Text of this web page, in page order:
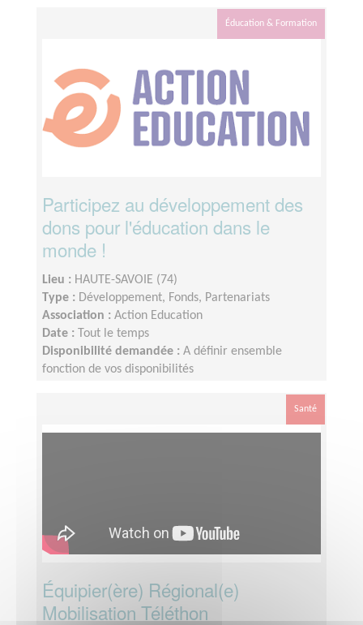
Éducation & Formation
Participez au développement des
dons pour l'éducation dans le
monde !
Lieu : HAUTE-SAVOIE (74)
Type : Développement, Fonds, Partenariats
Association : Action Education
Date :
Tout le temps
Disponibilité demandée : A définir ensemble
fonction de vos disponibilités
Santé
Équipier(ère) Régional(e)
Mobilisation Téléthon